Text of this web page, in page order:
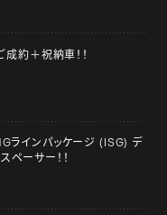
約＋祝納車！！
インパッケージ (ISG) デ
ペーサー！！